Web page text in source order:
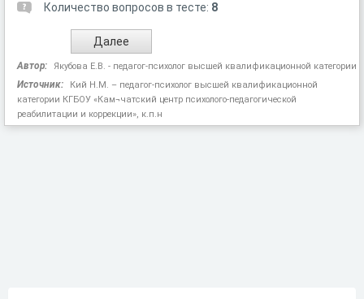
Количество вопросов в тесте: 8
Автор: Якубова Е.В. - педагог-психолог высшей квалификационной категории
Источник:
Кий Н.М. – педагог-психолог высшей квалификационной
категории КГБОУ «Кам¬чатский центр психолого-педагогической
реабилитации и коррекции», к.п.н